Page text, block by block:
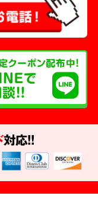
対応!!